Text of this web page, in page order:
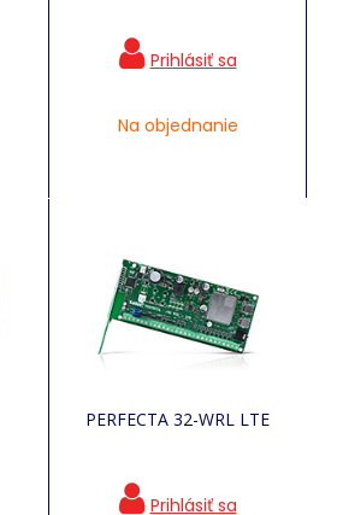
Na objednanie
PERFECTA 32-WRL LTE